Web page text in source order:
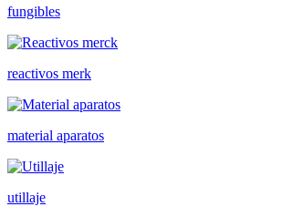
fungibles
reactivos merk
material aparatos
utillaje